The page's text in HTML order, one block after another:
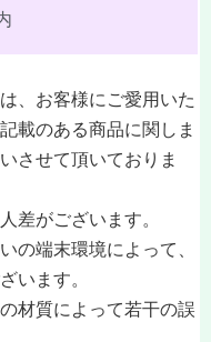
、お客様にご愛用いた
載のある商品に関しま
させて頂いておりま
差がございます。
の端末環境によって、
います。
材質によって若干の誤